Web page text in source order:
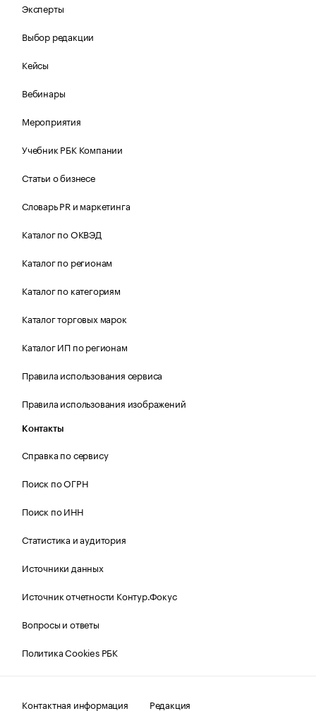
Эксперты
Выбор редакции
Кейсы
Вебинары
Мероприятия
Учебник РБК Компании
Статьи о бизнесе
Словарь PR и маркетинга
Каталог по ОКВЭД
Каталог по регионам
Каталог по категориям
Каталог торговых марок
Каталог ИП по регионам
Правила использования сервиса
Правила использования изображений
Контакты
Справка по сервису
Поиск по ОГРН
Поиск по ИНН
Статистика и аудитория
Источники данных
Источник отчетности Контур.Фокус
Вопросы и ответы
Политика Cookies РБК
Контактная информация Редакция